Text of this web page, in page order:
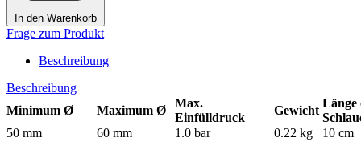
In den Warenkorb
Frage zum Produkt
Beschreibung
Beschreibung
Minimum Ø
Maximum Ø
Max.
Einfülldruck
Gewicht
Länge
50 mm
60 mm 1.0 bar 0.22 kg 10 cm